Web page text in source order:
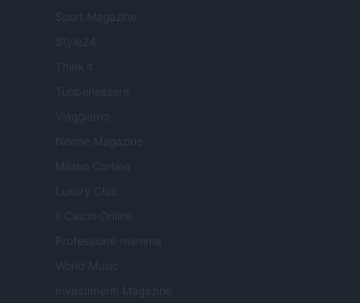
Sport Magazine
Style24
Think.it
Tuobenessere
Viaggiamo
Nonne Magazine
Milano Cortina
Luxury Club
Il Calcio Online
Professione mamma
World Music
Investimenti Magazine